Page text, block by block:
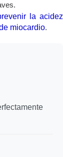
la acidez
miocardio.